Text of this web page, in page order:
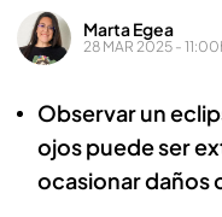
Marta Egea
28 MAR 2025 -
Observar un
ojos puede ser
ocasionar daños